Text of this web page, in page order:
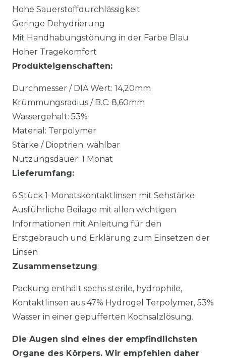
Hohe Sauerstoffdurchlässigkeit
Geringe Dehydrierung
Mit Handhabungstönung in der Farbe Blau
Hoher Tragekomfort
Produkteigenschaften:
Durchmesser / DIA Wert: 14,20mm
Krümmungsradius / B.C: 8,60mm
Wassergehalt: 53%
Material: Terpolymer
Stärke / Dioptrien: wählbar
Nutzungsdauer: 1 Monat
Lieferumfang:
6 Stück 1-Monatskontaktlinsen mit Sehstärke
Ausführliche Beilage mit allen wichtigen
Informationen mit Anleitung für den
Erstgebrauch und Erklärung zum Einsetzen der
Linsen
Zusammensetzung:
Packung enthält sechs sterile, hydrophile,
Kontaktlinsen aus 47% Hydrogel Terpolymer, 53%
Wasser in einer gepufferten Kochsalzlösung.
Die Augen sind eines der empfindlichsten
Organe des Körpers. Wir empfehlen daher